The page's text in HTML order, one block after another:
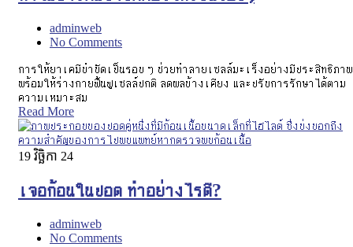
adminweb
No Comments
การให้ยาเคมีบำบัดเป็นรอบ ๆ ช่วยทำลายเซลล์มะเร็งอย่างมีประสิทธิภาพ
พร้อมให้ร่างกายฟื้นฟูเซลล์ปกติ ลดผลข้างเคียง และปรับการรักษาได้ตาม
ความเหมาะสม
Read More
19 វិច្ឆិកា 24
เจอก้อนในปอด ทำอย่างไรดี?
adminweb
No Comments